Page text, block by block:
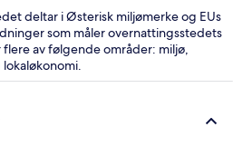
deltar i Østerisk miljømerke og EUs
som måler overnattingsstedets
av følgende områder: miljø,